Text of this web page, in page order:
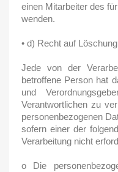
einen Mitarbeiter des
wenden.
• d) Recht auf
Jede von der
betroffene Person hat
und
Verantwortlichen zu
personenbezogenen
sofern einer der
Verarbeitung nicht
o Die